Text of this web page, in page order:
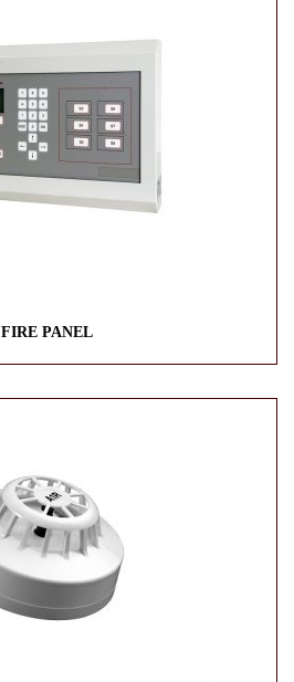
FIRE PANEL